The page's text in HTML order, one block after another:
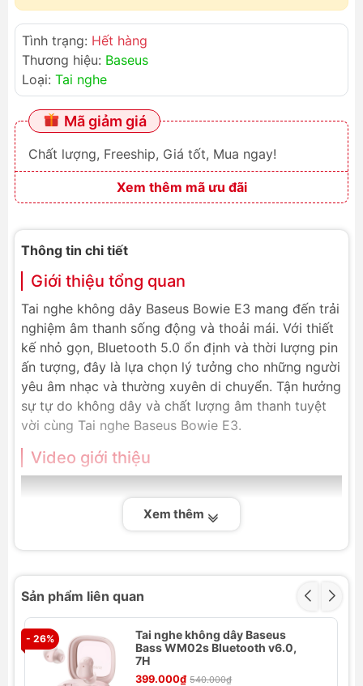
Tình trạng: Hết hàng
Thương hiệu: Baseus
Loại: Tai nghe
Mã giảm giá
Chất lượng, Freeship, Giá tốt, Mua ngay!
Xem thêm mã ưu đãi
Thông tin chi tiết
Giới thiệu tổng quan
Tai nghe không dây Baseus Bowie E3 mang đến trải
nghiệm âm thanh sống động và thoải mái. Với thiết
kế nhỏ gọn, Bluetooth 5.0 ổn định và thời lượng pin
ấn tượng, đây là lựa chọn lý tưởng cho những người
yêu âm nhạc và thường xuyên di chuyển. Tận hưởng
sự tự do không dây và chất lượng âm thanh tuyệt
vời cùng Tai nghe Baseus Bowie E3.
Video giới thiệu
Xem thêm
Sản phẩm liên quan
- 26%
Tai nghe không dây Baseus
Bass WM02s Bluetooth v6.0,
7H
399.000₫ 540.000₫